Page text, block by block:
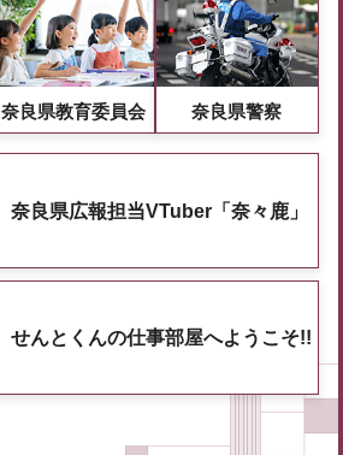
奈良県教育委員会 奈良県警察
奈良県広報担当VTuber「奈々鹿」
せんとくんの仕事部屋へようこそ!!